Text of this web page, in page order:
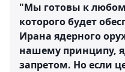
"Мы готовы к
которого будет
Ирана ядерного
нашему принципу,
запретом. Но если